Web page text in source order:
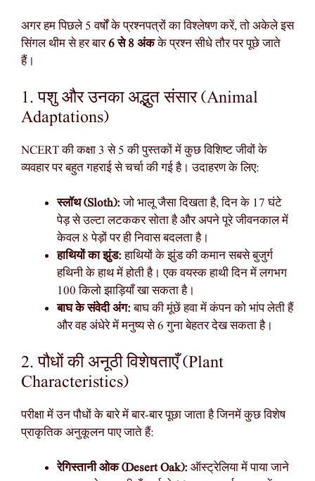
अगर हम पिछले 5 वर्षों के प्रश्नपत्रों का विश्लेषण करें, तो अकेले इस
सिंगल थीम से हर बार6 से 8 अंकके प्रश्न सीधे तौर पर पूछे जाते
हैं।
1. पशु और उनका अद्भुत संसार (Animal
Adaptations)
NCERT की कक्षा 3 से 5 की पुस्तकों में कुछ विशिष्ट जीवों के
व्यवहार पर बहुत गहराई से चर्चा की गई है। उदाहरण के लिए:
स्लॉथ (Sloth):जो भालू जैसा दिखता है, दिन के 17 घंटे
पेड़ से उल्टा लटककर सोता है और अपने पूरे जीवनकाल में
केवल 8 पेड़ों पर ही निवास बदलता है।
हाथियों का झुंड:हाथियों के झुंड की कमान सबसे बुजुर्ग
हथिनी के हाथ में होती है। एक वयस्क हाथी दिन में लगभग
100 किलो झाड़ियाँ खा सकता है।
बाघ के संवेदी अंग:बाघ की मूंछें हवा में कंपन को भांप लेती हैं
और वह अंधेरे में मनुष्य से 6 गुना बेहतर देख सकता है।
2. पौधों की अनूठी विशेषताएँ (Plant
Characteristics)
परीक्षा में उन पौधों के बारे में बार-बार पूछा जाता है जिनमें कुछ विशेष
प्राकृतिक अनुकूलन पाए जाते हैं:
रेगिस्तानी ओक (Desert Oak): ऑस्ट्रेलिया में पाया जाने